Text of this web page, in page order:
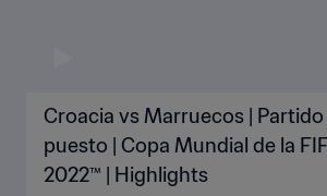
Croacia vs Marruecos |
puesto | Copa Mundial de la
2022™ | Highlights